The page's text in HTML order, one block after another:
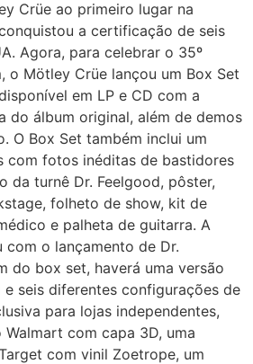
Crüe ao primeiro lugar na
a certificação de seis
Agora, para celebrar o 35º
o Mötley Crüe lançou um Box Set
em LP e CD com a
do álbum original, além de demos
O Box Set também inclui um
com fotos inéditas de bastidores
da turnê Dr. Feelgood, pôster,
folheto de show, kit de
e palheta de guitarra. A
com o lançamento de Dr.
do box set, haverá uma versão
seis diferentes configurações de
para lojas independentes,
com capa 3D, uma
com vinil Zoetrope, um